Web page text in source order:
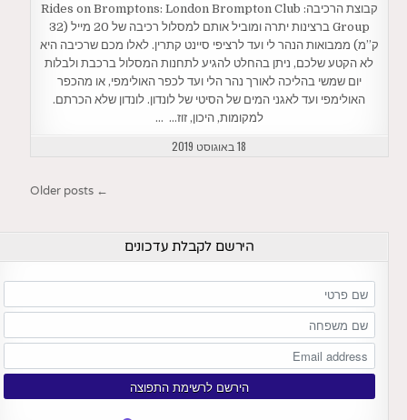
קבוצת הרכיבה: Rides on Bromptons: London Brompton Club
Group ברצינות יתרה ומוביל אותם למסלול רכיבה של 20 מייל (32
ק”מ) ממבואות הנהר לי ועד לרציפי סיינט קתרין. לאלו מכם שרכיבה היא
לא הקטע שלכם, ניתן בהחלט להגיע לתחנות המסלול ברכבת ולבלות
יום שמשי בהליכה לאורך נהר הלי ועד לכפר האולימפי, או מהכפר
האולימפי ועד לאגני המים של הסיטי של לונדון. לונדון שלא הכרתם.
למקומות, היכון, זוז… …
18 באוגוסט 2019
← Older posts
הירשם לקבלת עדכונים